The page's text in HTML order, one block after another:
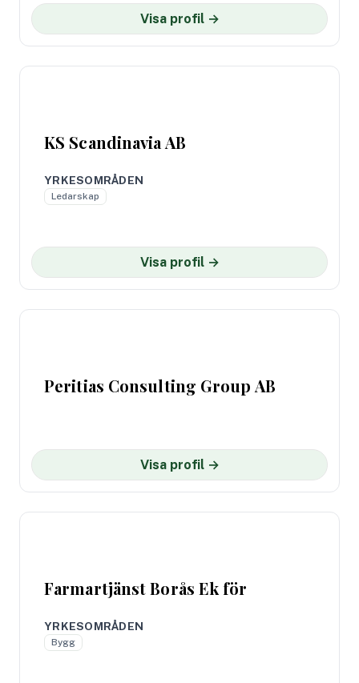
Visa profil →
KS Scandinavia AB
YRKESOMRÅDEN
Ledarskap
Visa profil →
Peritias Consulting Group AB
Visa profil →
Farmartjänst Borås Ek för
YRKESOMRÅDEN
Bygg